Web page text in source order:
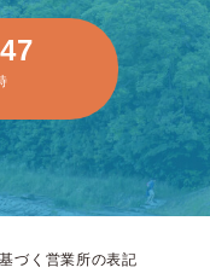
づく営業所の表記